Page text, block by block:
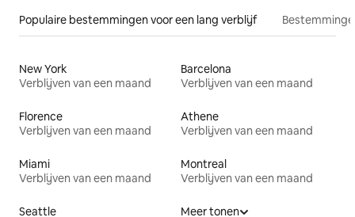
Populaire bestemmingen voor een lang verblijf
New York
Verblijven van een maand
Barcelona
Verblijven van een maand
Florence
Verblijven van een maand
Athene
Verblijven van een maand
Miami
Verblijven van een maand
Montreal
Verblijven van een maand
Seattle Meer tonen